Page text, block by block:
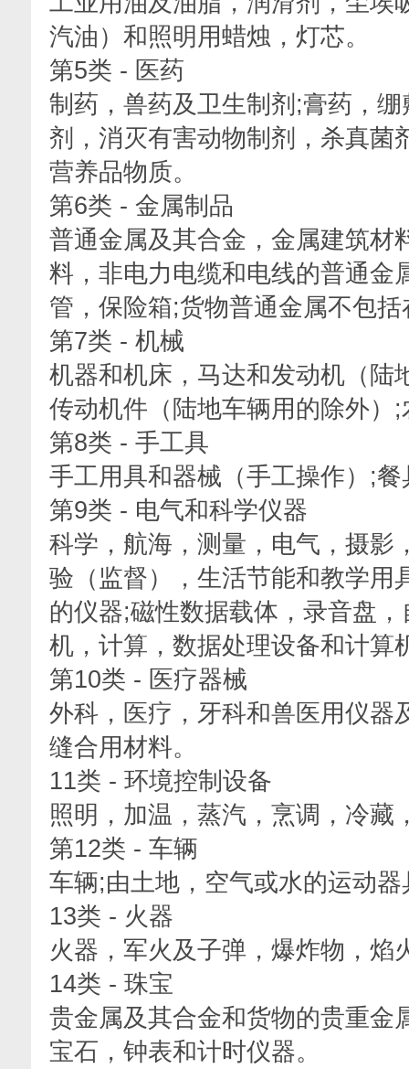
汽油）和照明用蜡烛，灯芯。
第5类 - 医药
制药，兽药及卫生制剂;膏药，
剂，消灭有害动物制剂，杀真菌
营养品物质。
第6类 - 金属制品
普通金属及其合金，金属建筑材
料，非电力电缆和电线的普通金
管，保险箱;货物普通金属不包
第7类 - 机械
机器和机床，马达和发动机（陆
传动机件（陆地车辆用的除外）
第8类 - 手工具
手工用具和器械（手工操作）;
第9类 - 电气和科学仪器
科学，航海，测量，电气，摄影
验（监督），生活节能和教学用
的仪器;磁性数据载体，录音盘
机，计算，数据处理设备和计算
第10类 - 医疗器械
外科，医疗，牙科和兽医用仪器
缝合用材料。
11类 - 环境控制设备
照明，加温，蒸汽，烹调，冷藏
第12类 - 车辆
车辆;由土地，空气或水的运动器
13类 - 火器
火器，军火及子弹，爆炸物，焰
14类 - 珠宝
贵金属及其合金和货物的贵重金
宝石，钟表和计时仪器。